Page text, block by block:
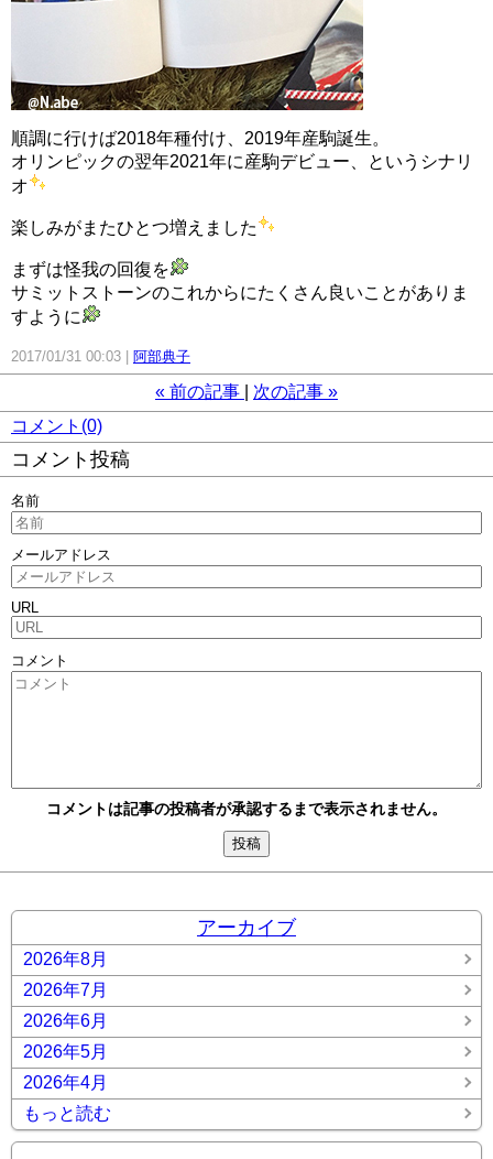
順調に行けば2018年種付け、2019年産駒誕生。
オリンピックの翌年2021年に産駒デビュー、というシナリ
オ
楽しみがまたひとつ増えました
まずは怪我の回復を
サミットストーンのこれからにたくさん良いことがありま
すように
2017/01/31 00:03 阿部典子
« 前の記事 次の記事 »
コメント(0)
コメント投稿
名前
メールアドレス
URL
コメント
コメントは記事の投稿者が承認するまで表示されません。
アーカイブ
2026年8月
2026年7月
2026年6月
2026年5月
2026年4月
もっと読む